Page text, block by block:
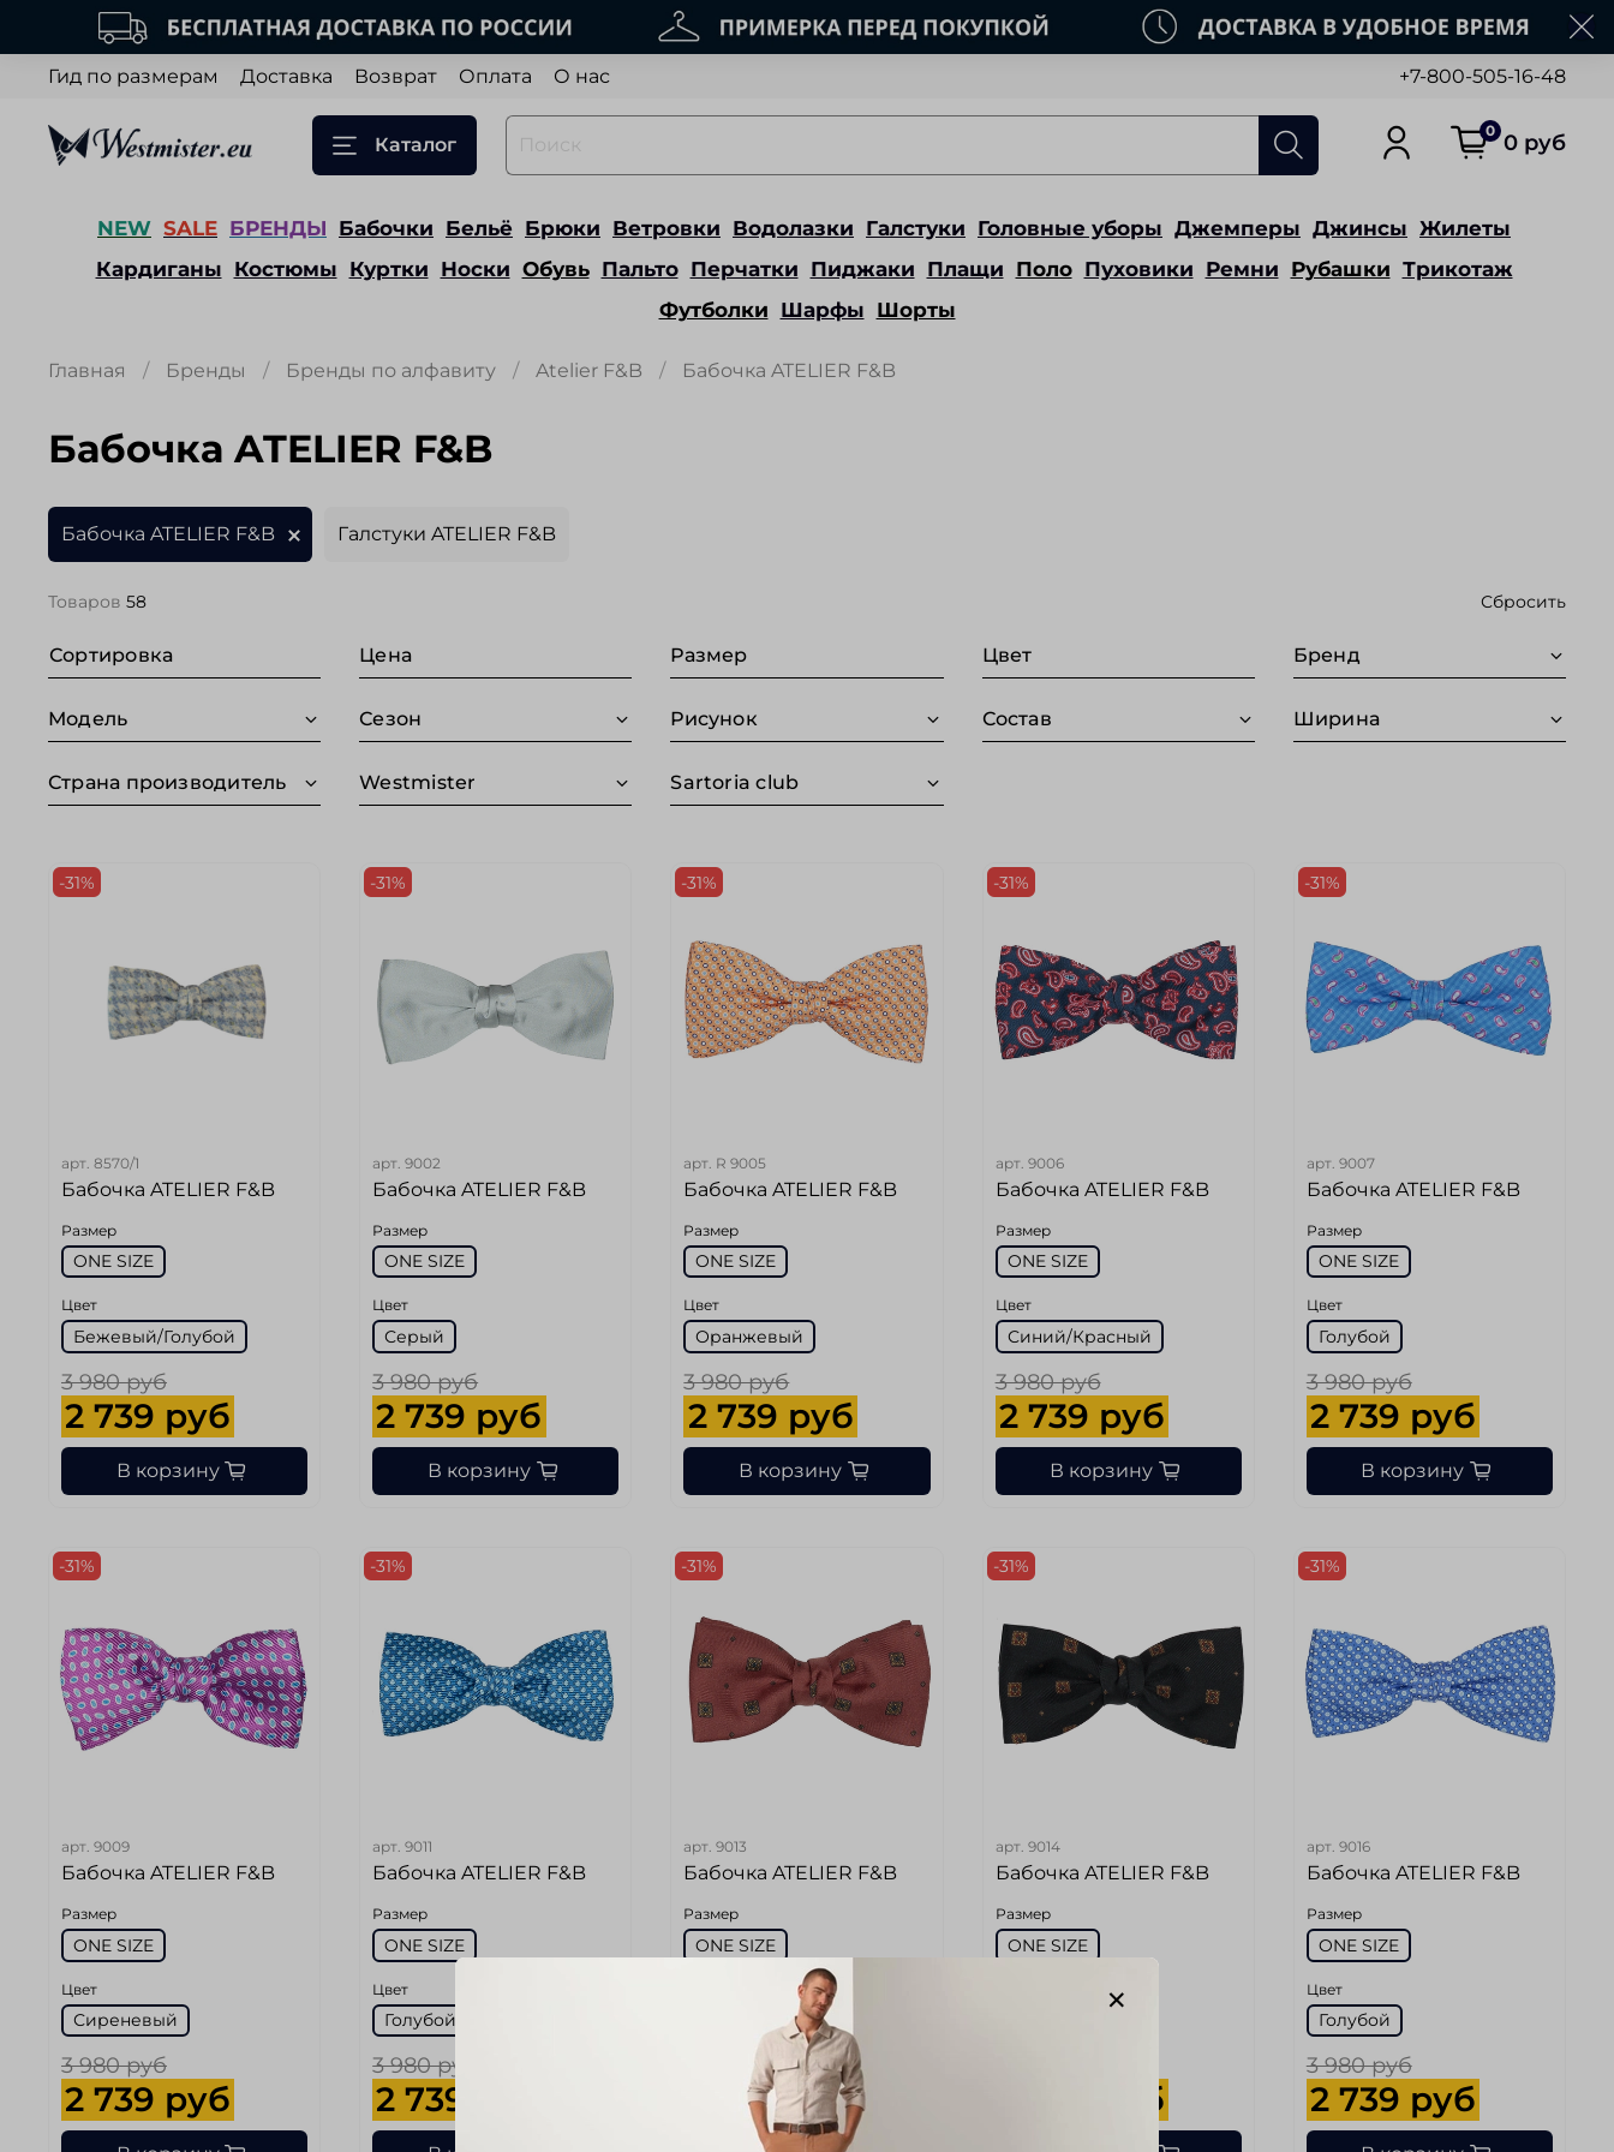
Гид по размерам Доставка Возврат Оплата О нас +7-800-505-16-48
Каталог
0 0 руб
NEW SALE БРЕНДЫ Бабочки Бельё Брюки Ветровки Водолазки Галстуки Головные уборы Джемперы Джинсы Жилеты
Кардиганы Костюмы Куртки Носки Обувь Пальто Перчатки Пиджаки Плащи Поло Пуховики Ремни Рубашки Трикотаж
Футболки Шарфы Шорты
Главная Бренды Бренды по алфавиту Atelier F&B Бабочка ATELIER F&B
Бабочка ATELIER F&B
Бабочка ATELIER F&B Галстуки ATELIER F&B
Товаров 58 Сбросить
Сортировка Цена Размер Цвет Бренд
Модель Сезон Рисунок Состав Ширина
Страна производитель Westmister Sartoria club
-31%
арт. 8570/1
Бабочка ATELIER F&B
Размер
ONE SIZE
Цвет
Бежевый/Голубой
3 980 руб
2 739 руб
В корзину
-31%
арт.9002
Бабочка ATELIER F&B
Размер
ONE SIZE
Цвет
Серый
3 980 руб
2 739 руб
В корзину
-31%
арт. R 9005
Бабочка ATELIER F&B
Размер
ONE SIZE
Цвет
Оранжевый
3 980 руб
2 739 руб
В корзину
-31%
арт. 9006
Бабочка ATELIER F&B
Размер
ONE SIZE
Цвет
Синий/Красный
3 980 руб
2 739 руб
В корзину
-31%
арт. 9007
Бабочка ATELIER F&B
Размер
ONE SIZE
Цвет
Голубой
3 980 руб
2 739 руб
В корзину
-31%
арт. 9009
Бабочка ATELIER F&B
Размер
ONE SIZE
Цвет
Сиреневый
3 980 руб
2 739 руб
-31%
арт.9011
Бабочка ATELIER F&B
Размер
ONE SIZE
Цвет
Голубой
3 980 руб
2 739 руб
-31%
арт.9013
Бабочка ATELIER F&B
Размер
ONE SIZE
Коричневый
3 980 руб
2 739 руб
-31%
арт. 9014
Бабочка ATELIER F&B
Размер
ONE SIZE
2 739 руб
-31%
арт. 9016
Бабочка ATELIER F&B
Размер
ONE SIZE
Цвет
Голубой
3 980 руб
2 739 руб